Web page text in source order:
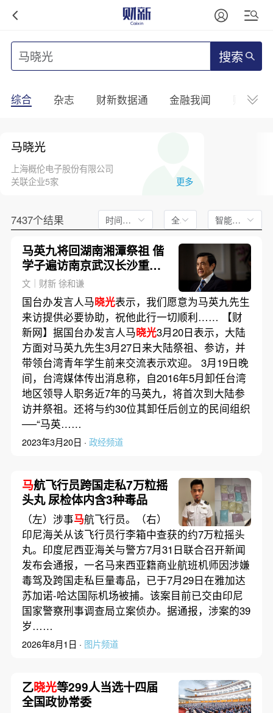
搜索
综合 杂志 财新数据通 金融我闻 财新
马晓光
上海概伦电子股份有限公司
关联企业5家
更多
7437个结果 时间不限 全文 智能排序
马英九将回湖南湘潭祭祖 偕
学子遍访南京武汉长沙重庆
上海多地
文｜财新 徐和谦
国台办发言人马晓光表示，我们愿意为马英九先生
来访提供必要协助，祝他此行一切顺利…… 【财
新网】据国台办发言人马晓光3月20日表示，大陆
方面对马英九先生3月27日来大陆祭祖、参访，并
带领台湾青年学生前来交流表示欢迎。 3月19日晚
间，台湾媒体传出消息称，自2016年5月卸任台湾
地区领导人职务近7年的马英九，将首次到大陆参
访并祭祖。还将与约30位其卸任后创立的民间组织
──“马英……
2023年3月20日 · 政经频道
马航飞行员跨国走私7万粒摇
头丸 尿检体内含3种毒品
（左）涉事马航飞行员。（右）
印尼海关从该飞行员行李箱中查获的约7万粒摇头
丸。印度尼西亚海关与警方7月31日联合召开新闻
发布会通报，一名马来西亚籍商业航班机师因涉嫌
毒驾及跨国走私巨量毒品，已于7月29日在雅加达
苏加诺-哈达国际机场被捕。该案目前已交由印尼
国家警察刑事调查局立案侦办。据通报，涉案的39
岁……
2026年8月1日 · 图片频道
乙晓光等299人当选十四届
全国政协常委